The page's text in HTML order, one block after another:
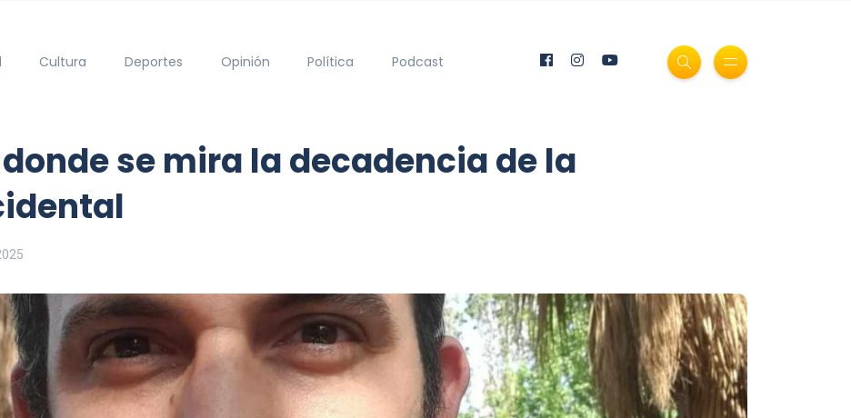
Cultura Deportes Opinión Política Podcast
se mira la decadencia de la